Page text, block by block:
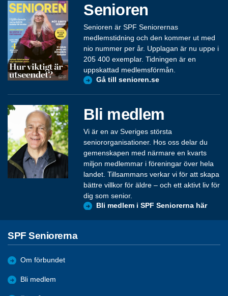
Senioren
Senioren är SPF Seniorernas
medlemstidning och den kommer ut med
nio nummer per år. Upplagan är nu uppe i
205 400 exemplar. Tidningen är en
uppskattad medlemsförmån.
Gå till senioren.se
Bli medlem
Vi är en av Sveriges största
seniororganisationer. Hos oss delar du
gemenskapen med närmare en kvarts
miljon medlemmar i föreningar över hela
landet. Tillsammans verkar vi för att skapa
bättre villkor för äldre – och ett aktivt liv för
dig som senior.
Bli medlem i SPF Seniorerna här
SPF Seniorerna
Om förbundet
Bli medlem